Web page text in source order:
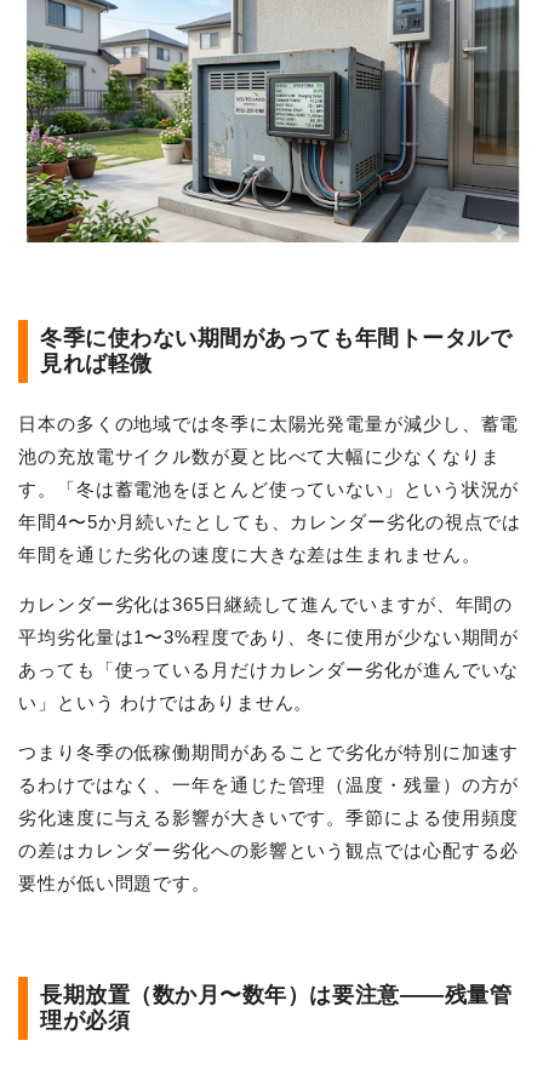
冬季に使わない期間があっても年間トータルで
見れば軽微
日本の多くの地域では冬季に太陽光発電量が減少し、蓄電
池の充放電サイクル数が夏と比べて大幅に少なくなりま
す。「冬は蓄電池をほとんど使っていない」という状況が
年間4〜5か月続いたとしても、カレンダー劣化の視点では
年間を通じた劣化の速度に大きな差は生まれません。
カレンダー劣化は365日継続して進んでいますが、年間の
平均劣化量は1〜3%程度であり、冬に使用が少ない期間が
あっても「使っている月だけカレンダー劣化が進んでいな
い」という わけではありません。
つまり冬季の低稼働期間があることで劣化が特別に加速す
るわけではなく、一年を通じた管理（温度・残量）の方が
劣化速度に与える影響が大きいです。季節による使用頻度
の差はカレンダー劣化への影響という観点では心配する必
要性が低い問題です。
長期放置（数か月〜数年）は要注意——残量管
理が必須